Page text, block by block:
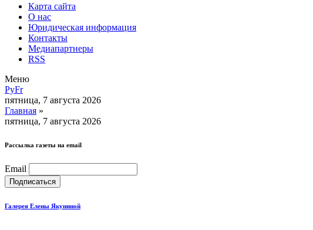
Карта сайта
О нас
Юридическая информация
Контакты
Медиапартнеры
RSS
Меню
РуFr
пятница, 7 августа 2026
Главная »
пятница, 7 августа 2026
Рассылка газеты на email
Email
Галерея Елены Якуниной